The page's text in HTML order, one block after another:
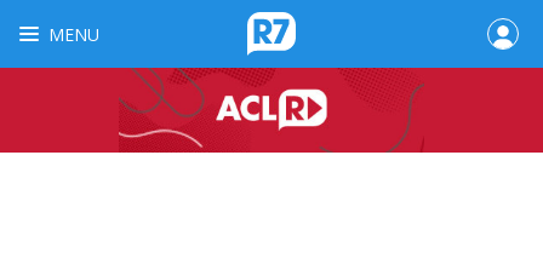
MENU